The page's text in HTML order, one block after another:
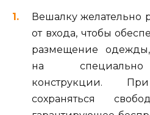
Вешалку желательно
от входа, чтобы
размещение одежды,
на специально
конструкции.
сохраняться